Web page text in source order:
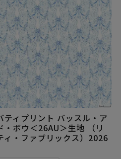
ティプリント バッスル・ア
・ボウ＜26AU＞生地 （リ
ィ・ファブリックス）2026